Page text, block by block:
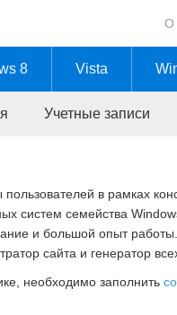
О
8 Vista
Учетные записи
в рамках
систем семейства
и большой опыт
сайта и генератор
необходимо заполнить